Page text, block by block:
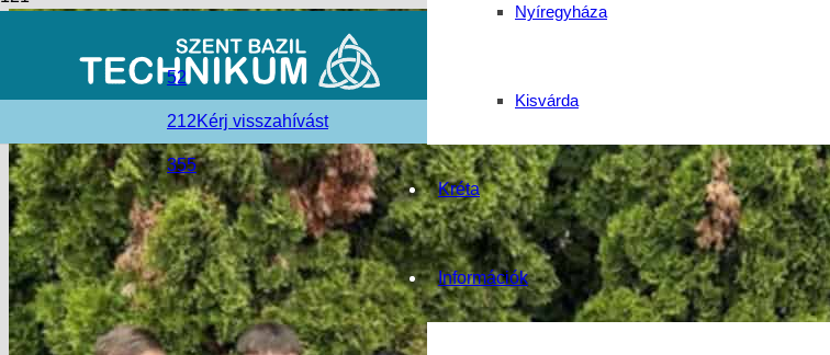
Nyíregyháza
Kisvárda
Kréta
Információk
52
212
355
Kérj visszahívást